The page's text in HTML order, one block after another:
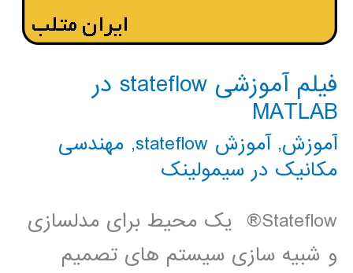
فیلم آموزشی stateflow در
MATLAB
آموزش,آموزش stateflow , مهندسی
مکانیک در سیمولینک
Stateflow® یک محیط برای مدلسازی
و شبیه سازی سیستم های تصمیم